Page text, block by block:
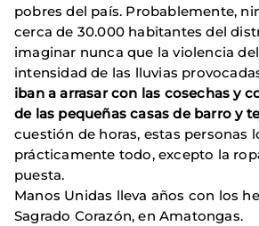
pobres del país. Probablemente,
cerca de 30.000 habitantes del
imaginar nunca que la violencia
intensidad de las lluvias
iban a arrasar con las cosechas y
de las pequeñas casas de barro y
cuestión de horas, estas personas
prácticamente todo, excepto la
puesta.
Manos Unidas lleva años con los
Sagrado Corazón, en Amatongas.